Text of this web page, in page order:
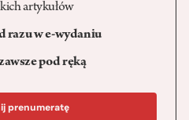
artykułów
razu w e-wydaniu
pod ręką
prenumeratę